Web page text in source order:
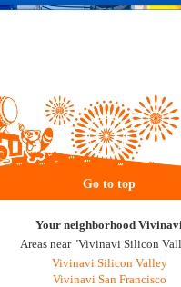
Go to top
Your neighborhood
Areas near "Vivinavi Silicon
Vivinavi Silicon Valley
Vivinavi San Francisco